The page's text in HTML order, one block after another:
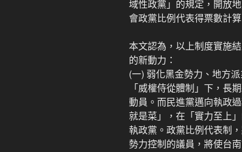
域性政黨」的規定，開放
會政黨比例代表得票數計算
本文認為，以上制度實施
的新動力：
(一) 弱化黑金勢力、地方
「威權侍從體制」下，長
動員。而民進黨邁向執政
就是菜」，在「實力至上
執政黨。政黨比例代表制
勢力控制的議員，將使台